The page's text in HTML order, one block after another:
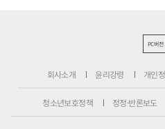
PC버전
회사소개 윤리강령 개인
청소년보호정책 정정·반론보도